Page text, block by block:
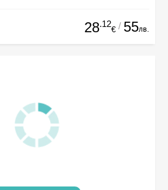
28.12
€ / 55лв.